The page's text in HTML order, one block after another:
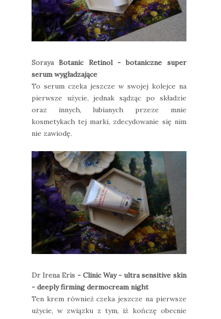
Soraya Botanic Retinol - botaniczne super
serum wygładzające
To serum czeka jeszcze w swojej kolejce na
pierwsze użycie, jednak sądząc po składzie
oraz innych, lubianych przeze mnie
kosmetykach tej marki, zdecydowanie się nim
nie zawiodę.
Dr Irena Eris - Clinic Way - ultra sensitive skin
- deeply firming dermocream night
Ten krem również czeka jeszcze na pierwsze
użycie, w związku z tym, iż kończę obecnie